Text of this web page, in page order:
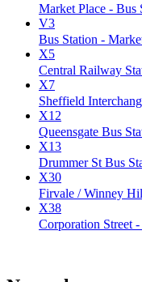
Market Place - Bus
V3
Bus Station -
X5
Central Railway
X7
Sheffield
X12
Queensgate Bus
X13
Drummer St Bus
X30
Firvale / Winney
X38
Corporation Street